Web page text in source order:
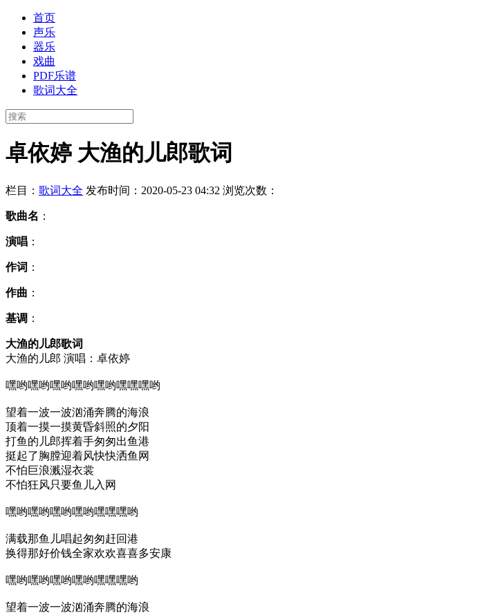
首页
声乐
器乐
戏曲
PDF乐谱
歌词大全
卓依婷 大渔的儿郎歌词
栏目： 歌词大全 发布时间：2020-05-23 04:32 浏览次数：
歌曲名 ：
演唱 ：
作词 ：
作曲 ：
基调 ：
大渔的儿郎歌词
大渔的儿郎 演唱：卓依婷
嘿哟嘿哟嘿哟嘿哟嘿哟嘿嘿嘿哟
望着一波一波汹涌奔腾的海浪
顶着一摸一摸黄昏斜照的夕阳
打鱼的儿郎挥着手匆匆出鱼港
挺起了胸膛迎着风快快洒鱼网
不怕巨浪溅湿衣裳
不怕狂风只要鱼儿入网
嘿哟嘿哟嘿哟嘿哟嘿嘿嘿哟
满载那鱼儿唱起匆匆赶回港
换得那好价钱全家欢欢喜喜多安康
嘿哟嘿哟嘿哟嘿哟嘿嘿嘿哟
望着一波一波汹涌奔腾的海浪